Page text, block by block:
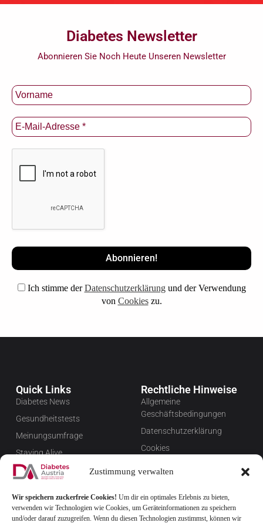
Zustimmung verwalten
Wir speichern zuckerfreie Cookies! Um dir ein optimales Erlebnis zu bieten,
verwenden wir Technologien wie Cookies, um Geräteinformationen zu speichern
und/oder darauf zuzugreifen. Wenn du diesen Technologien zustimmst, können wir
Diabetes Newsletter
Abonnieren Sie Noch Heute Unseren Newsletter
Ich stimme derDatenschutzerklärungund der Verwendung
von Cookieszu.
Quick Links
Diabetes News
Gesundheitstests
Meinungsumfrage
Staying Alive
Favoriten
Rechtliche Hinweise
Allgemeine
Geschäftsbedingungen
Datenschutzerklärung
Cookies
Newsletter verwalten
FAQ